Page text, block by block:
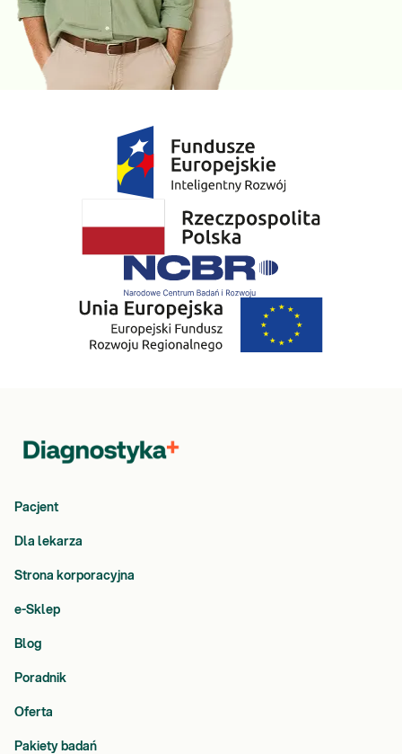
Pacjent
Dla lekarza
Strona korporacyjna
e-Sklep
Blog
Poradnik
Oferta
Pakiety badań